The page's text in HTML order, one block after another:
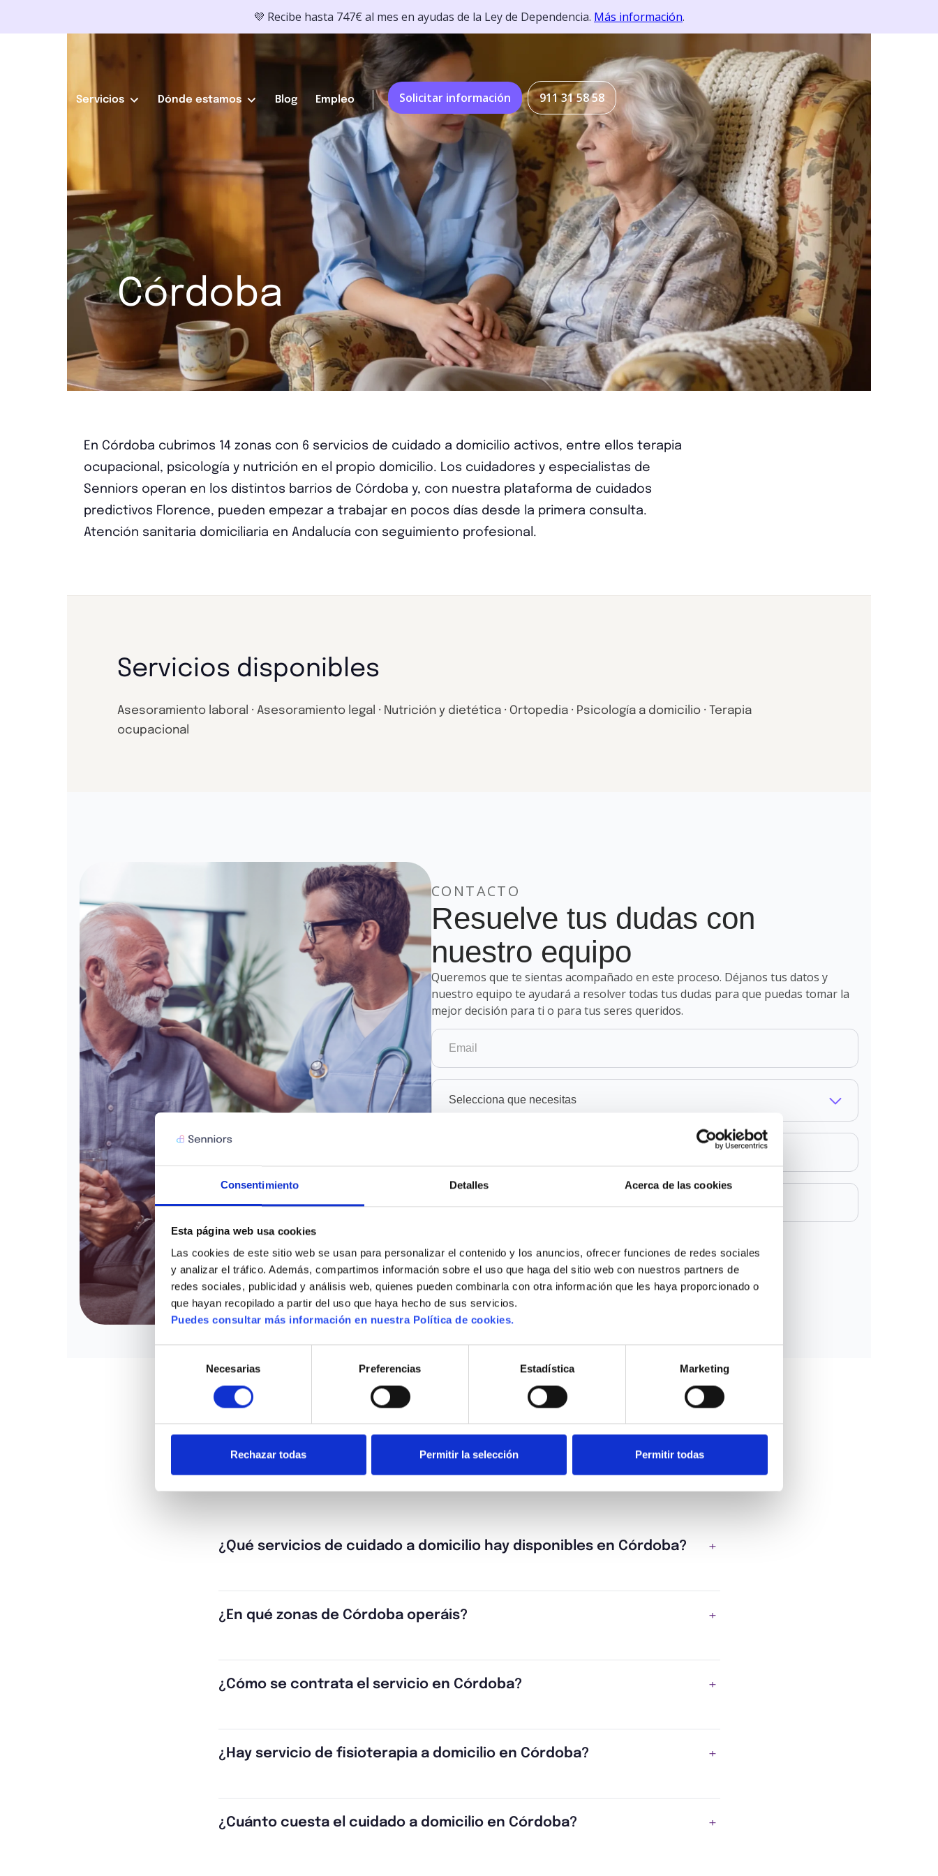
Consentimiento Detalles Acerca de las cookies
Esta página web usa cookies
Las cookies de este sitio web se usan para personalizar el contenido y los anuncios, ofrecer funciones de redes sociales
y analizar el tráfico. Además, compartimos información sobre el uso que haga del sitio web con nuestros partners de
redes sociales, publicidad y análisis web, quienes pueden combinarla con otra información que les haya proporcionado o
que hayan recopilado a partir del uso que haya hecho de sus servicios.
Puedes consultar más información en nuestra Política de cookies.
consentimiento
Necesarias Preferencias Estadística Marketing
Rechazar todas Permitir la selección Permitir todas
💜 Recibe hasta 747€ al mes en ayudas de la Ley de Dependencia. Más información.
Servicios Dónde estamos Blog Empleo Solicitar información 911 31 58 58
Córdoba
En Córdoba cubrimos 14 zonas con 6 servicios de cuidado a domicilio activos, entre ellos terapia
ocupacional, psicología y nutrición en el propio domicilio. Los cuidadores y especialistas de
Senniors operan en los distintos barrios de Córdoba y, con nuestra plataforma de cuidados
predictivos Florence, pueden empezar a trabajar en pocos días desde la primera consulta.
Atención sanitaria domiciliaria en Andalucía con seguimiento profesional.
Servicios disponibles
Asesoramiento laboral · Asesoramiento legal · Nutrición y dietética · Ortopedia · Psicología a domicilio · Terapia
ocupacional
CONTACTO
Resuelve tus dudas con
nuestro equipo
Queremos que te sientas acompañado en este proceso. Déjanos tus datos y
nuestro equipo te ayudará a resolver todas tus dudas para que puedas tomar la
mejor decisión para ti o para tus seres queridos.
Selecciona que necesitas
¿Tienes alguna duda?
¿Qué servicios de cuidado a domicilio hay disponibles en Córdoba?
¿En qué zonas de Córdoba operáis?
¿Cómo se contrata el servicio en Córdoba?
¿Hay servicio de fisioterapia a domicilio en Córdoba?
¿Cuánto cuesta el cuidado a domicilio en Córdoba?